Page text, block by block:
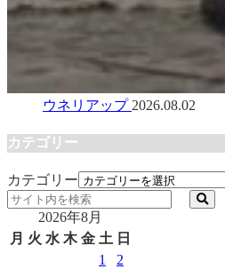
ウネリアップ 2026.08.02
カテゴリー
カテゴリー
2026年8月
月 火 水 木 金 土 日
1
2